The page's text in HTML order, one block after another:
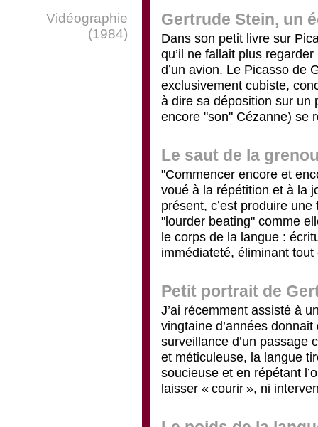
Gertrude Stein, un
Dans son petit livre sur
qu’il ne fallait plus
d’un avion. Le Picasso de
exclusivement cubiste,
à dire sa déposition sur un
encore "son" Cézanne) se
Le saut de la
"Commencer encore et
voué à la répétition et à la
présent, c’est produire
"lourder beating" comme
le corps de la langue :
immédiateté, éliminant
Petit portrait de
J’ai récemment assisté à
vingtaine d’années
surveillance d’un passage
et méticuleuse, la langue
soucieuse et en répétant
laisser « courir », ni
Vidéographie
(1984)